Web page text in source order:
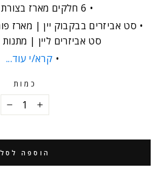
6 חלקים מארז בצורת בקבוק
סט אביזרים בבקבוק יין | מארז
סט אביזרים ליין | מתנות
קרא/י עוד...
כמות
+
הוספה לסל